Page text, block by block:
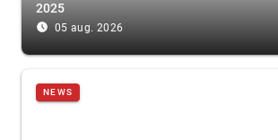
2025
access_time_filled 05 aug. 2026
NEWS